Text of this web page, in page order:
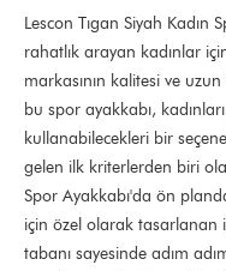
Lescon Tıgan Siyah Kadın
rahatlık arayan kadınlar
markasının kalitesi ve
bu spor ayakkabı,
kullanabilecekleri bir
gelen ilk kriterlerden biri
Spor Ayakkabı'da ön
için özel olarak tasarlanan
tabanı sayesinde adım